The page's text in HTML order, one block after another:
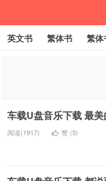
英文书 繁体书 繁体
车载U盘音乐下载 最
阅读(1917) 赞 (5)